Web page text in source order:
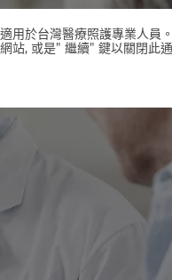
用於台灣醫療照護專業人員
站, 或是" 繼續" 鍵以關閉此通